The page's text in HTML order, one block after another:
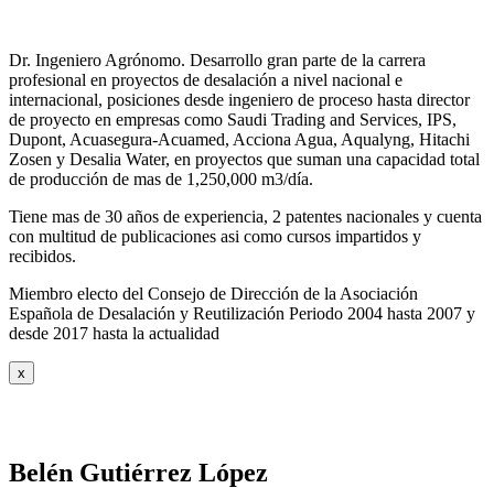
Dr. Ingeniero Agrónomo. Desarrollo gran parte de la carrera
profesional en proyectos de desalación a nivel nacional e
internacional, posiciones desde ingeniero de proceso hasta director
de proyecto en empresas como Saudi Trading and Services, IPS,
Dupont, Acuasegura-Acuamed, Acciona Agua, Aqualyng, Hitachi
Zosen y Desalia Water, en proyectos que suman una capacidad total
de producción de mas de 1,250,000 m3/día.
Tiene mas de 30 años de experiencia, 2 patentes nacionales y cuenta
con multitud de publicaciones asi como cursos impartidos y
recibidos.
Miembro electo del Consejo de Dirección de la Asociación
Española de Desalación y Reutilización Periodo 2004 hasta 2007 y
desde 2017 hasta la actualidad
x
Belén Gutiérrez López